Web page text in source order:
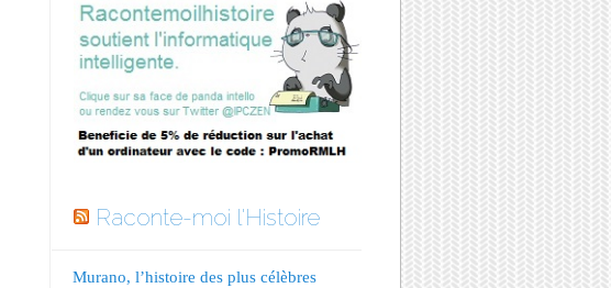
Raconte-moi l'Histoire
Murano, l’histoire des plus célèbres